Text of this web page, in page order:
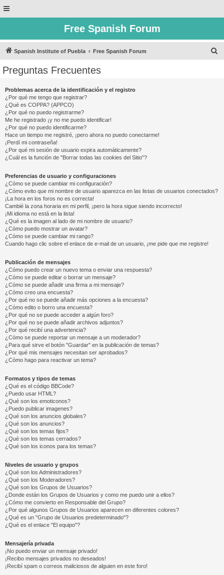
Free Spanish Forum
Spanish Institute of Puebla Free Spanish Forum
Preguntas Frecuentes
Problemas acerca de la identificación y el registro
¿Por qué me tengo que registrar?
¿Qué es COPPA? (APPCO)
¿Por qué no puedo registrarme?
Me he registrado ¡y no me puedo identificar!
¿Por qué no puedo identificarme?
Hace un tiempo me registré, ¡pero ahora no puedo conectarme!
¡Perdí mi contraseña!
¿Por qué mi sesión de usuario expira automáticamente?
¿Cuál es la función de "Borrar todas las cookies del Sitio"?
Preferencias de usuario y configuraciones
¿Cómo se puede cambiar mi configuración?
¿Cómo evito que mi nombre de usuario aparezca en las listas de usuarios conectados?
¡La hora en los foros no es correcta!
Cambié la zona horaria en mi perfil, ¡pero la hora sigue siendo incorrecto!
¡Mi idioma no está en la lista!
¿Qué es la imagen al lado de mi nombre de usuario?
¿Cómo puedo mostrar un avatar?
¿Cómo se puede cambiar mi rango?
Cuando hago clic sobre el enlace de e-mail de un usuario, ¡me pide que me registre!
Publicación de mensajes
¿Cómo puedo crear un nuevo tema o enviar una respuesta?
¿Cómo se puede editar o borrar un mensaje?
¿Cómo se puede añadir una firma a mi mensaje?
¿Cómo creo una encuesta?
¿Por qué no se puede añadir más opciones a la encuesta?
¿Cómo edito o borro una encuesta?
¿Por qué no se puede acceder a algún foro?
¿Por qué no se puede añadir archivos adjuntos?
¿Por qué recibí una advertencia?
¿Cómo se puede reportar un mensaje a un moderador?
¿Para qué sirve el botón "Guardar" en la publicación de temas?
¿Por qué mis mensajes necesitan ser aprobados?
¿Cómo hago para reactivar un tema?
Formatos y tipos de temas
¿Qué es el código BBCode?
¿Puedo usar HTML?
¿Qué son los emoticonos?
¿Puedo publicar imagenes?
¿Qué son los anuncios globales?
¿Qué son los anuncios?
¿Qué son los temas fijos?
¿Qué son los temas cerrados?
¿Qué son los iconos para los temas?
Niveles de usuario y grupos
¿Qué son los Administradores?
¿Qué son los Moderadores?
¿Qué son los Grupos de Usuarios?
¿Donde están los Grupos de Usuarios y como me puedo unir a ellos?
¿Cómo me convierto en Responsable del Grupo?
¿Por qué algunos Grupos de Usuarios aparecen en diferentes colores?
¿Qué es un "Grupo de Usuarios predeterminado"?
¿Qué es el enlace "El equipo"?
Mensajería privada
¡No puedo enviar un mensaje privado!
¡Recibo mensajes privados no deseados!
¡Recibí spam o correos maliciosos de alguien en este foro!